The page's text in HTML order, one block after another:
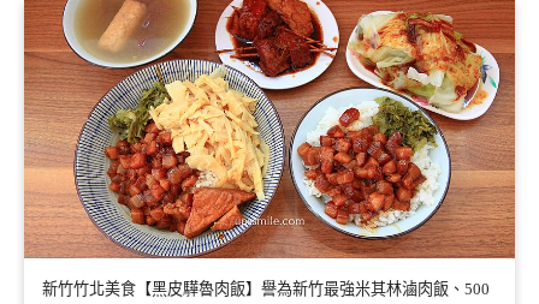
新竹竹北美食【黑皮驊魯肉飯】譽為新竹最強米其林滷肉飯、500